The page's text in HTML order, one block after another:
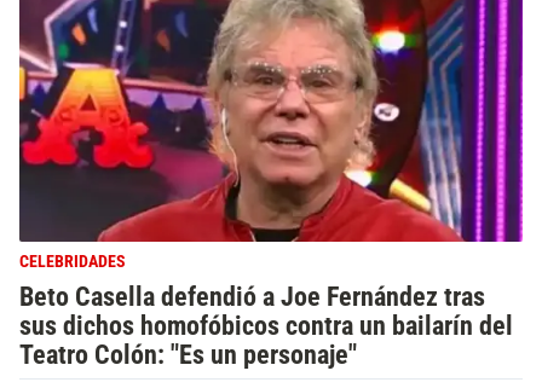
CELEBRIDADES
Beto Casella defendió a Joe Fernández tras
sus dichos homofóbicos contra un bailarín del
Teatro Colón: "Es un personaje"